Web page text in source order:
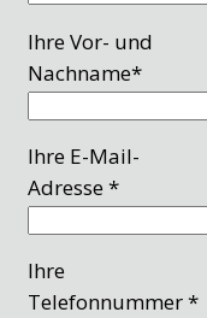
Ihre Vor- und
Nachname*
Ihre E-Mail-
Adresse *
Ihre
Telefonnummer *